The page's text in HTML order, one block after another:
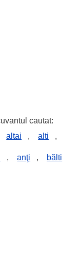
cautat:
altai , alti ,
, anţi , bălti